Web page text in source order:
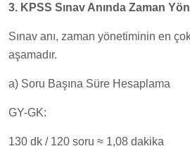
3. KPSS Sınav Anında Zaman
Sınav anı, zaman yönetiminin en
aşamadır.
a) Soru Başına Süre Hesaplama
GY-GK:
130 dk / 120 soru ≈ 1,08 dakika